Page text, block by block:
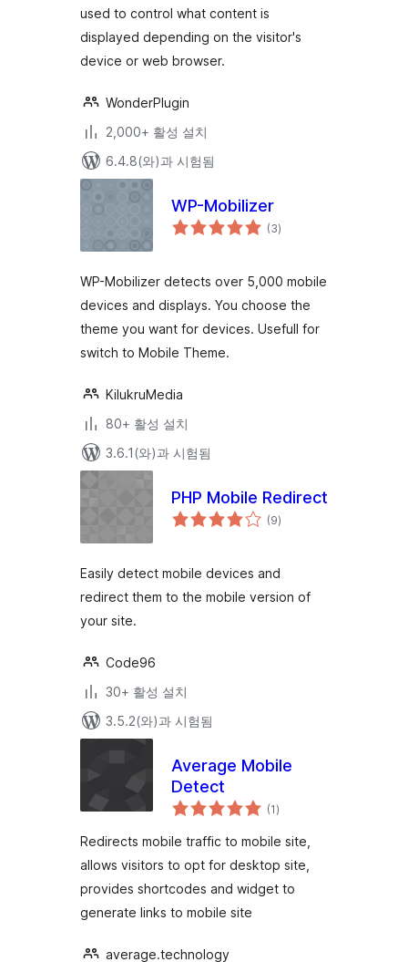
used to control what content is
displayed depending on the visitor's
device or web browser.
WonderPlugin
2,000+ 활성 설치
6.4.8(와)과 시험됨
WP-Mobilizer
(3전
체)
WP-Mobilizer detects over 5,000 mobile
devices and displays. You choose the
theme you want for devices. Usefull for
switch to Mobile Theme.
KilukruMedia
80+ 활성 설치
3.6.1(와)과 시험됨
PHP Mobile Redirect
(9전
체)
Easily detect mobile devices and
redirect them to the mobile version of
your site.
Code96
30+ 활성 설치
3.5.2(와)과 시험됨
Average Mobile
Detect
(1전
체
점
)
Redirects mobile traffic to mobile site,
allows visitors to opt for desktop site,
provides shortcodes and widget to
generate links to mobile site
average.technology